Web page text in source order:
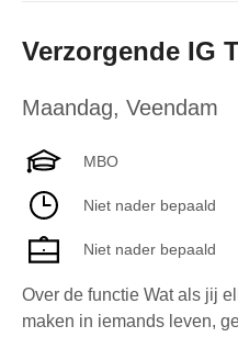
Verzorgende IG
Maandag, Veendam
MBO
Niet nader bepaald
Niet nader bepaald
Over de functie Wat als jij
maken in iemands leven,